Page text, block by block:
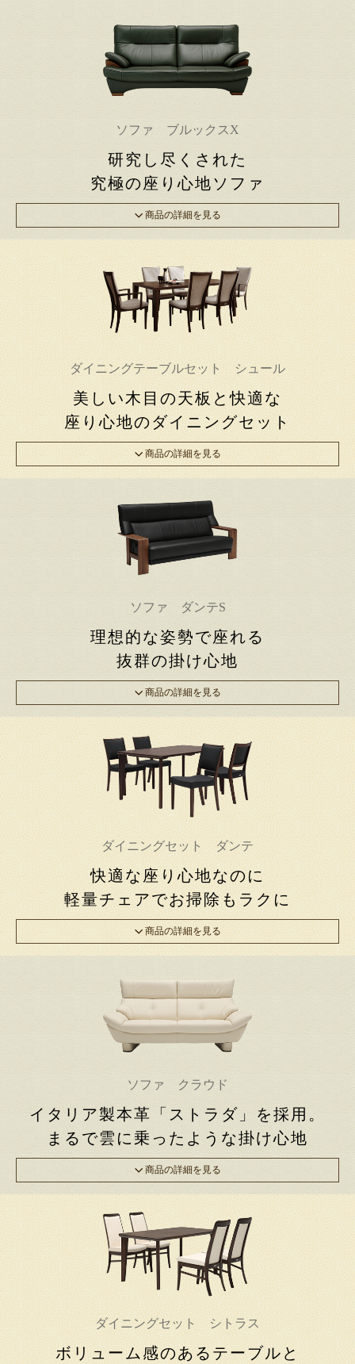
ソファ ブルックスX
研究し尽くされた
究極の座り心地ソファ
商品の詳細を見る
ダイニングテーブルセット シュール
美しい木目の天板と快適な
座り心地のダイニングセット
商品の詳細を見る
ソファ ダンテS
理想的な姿勢で座れる
抜群の掛け心地
商品の詳細を見る
ダイニングセット ダンテ
快適な座り心地なのに
軽量チェアでお掃除もラクに
商品の詳細を見る
ソファ クラウド
イタリア製本革「ストラダ」を採用。
まるで雲に乗ったような掛け心地
商品の詳細を見る
ダイニングセット シトラス
ボリューム感のあるテーブルと